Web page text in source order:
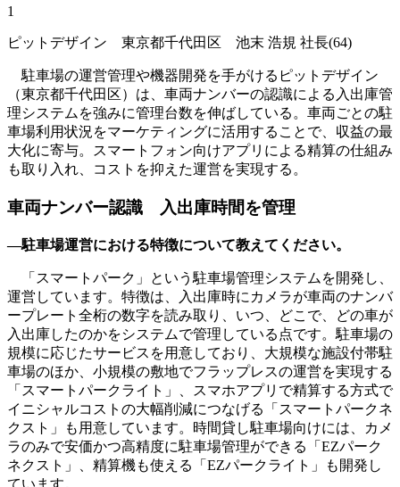
1
ピットデザイン 東京都千代田区 池末 浩規 社長(64)
駐車場の運営管理や機器開発を手がけるピットデザイン
（東京都千代田区）は、車両ナンバーの認識による入出庫管
理システムを強みに管理台数を伸ばしている。車両ごとの駐
車場利用状況をマーケティングに活用することで、収益の最
大化に寄与。スマートフォン向けアプリによる精算の仕組み
も取り入れ、コストを抑えた運営を実現する。
車両ナンバー認識 入出庫時間を管理
―駐車場運営における特徴について教えてください。
「スマートパーク」という駐車場管理システムを開発し、
運営しています。特徴は、入出庫時にカメラが車両のナンバ
ープレート全桁の数字を読み取り、いつ、どこで、どの車が
入出庫したのかをシステムで管理している点です。駐車場の
規模に応じたサービスを用意しており、大規模な施設付帯駐
車場のほか、小規模の敷地でフラップレスの運営を実現する
「スマートパークライト」、スマホアプリで精算する方式で
イニシャルコストの大幅削減につなげる「スマートパークネ
クスト」も用意しています。時間貸し駐車場向けには、カメ
ラのみで安価かつ高精度に駐車場管理ができる「EZパーク
ネクスト」、精算機も使える「EZパークライト」も開発し
ています。